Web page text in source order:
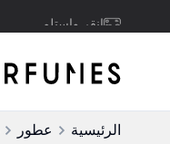
انقر واستلم
الرئيسية عطور